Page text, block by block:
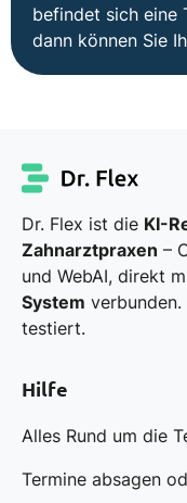
befindet sich eine
dann können Sie
Dr. Flex ist die KI-
Zahnarztpraxen –
und WebAI, direkt
System
testiert.
Hilfe
Alles Rund um die
Termine absagen